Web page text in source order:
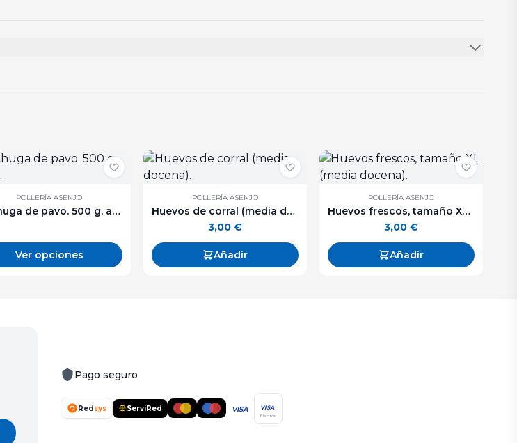
POLLERÍA ASENJO
Pechuga de pavo. 500 g. aprox.
Ver opciones
POLLERÍA ASENJO
Huevos de corral (media docena).
3,00€
Añadir
POLLERÍA ASENJO
Huevos frescos, tamaño XL (media docena).
3,00€
Añadir
Pago seguro
Redsys ServiRed VISA VISA
Electron